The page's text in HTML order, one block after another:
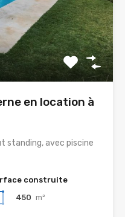
en location à
standing, avec piscine
construite
450 m²